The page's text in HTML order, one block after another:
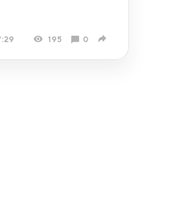
195 0